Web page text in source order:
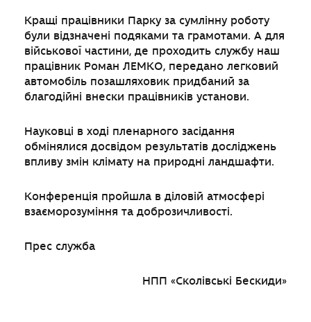
Кращі працівники Парку за сумлінну роботу
були відзначені подяками та грамотами. А для
військової частини, де проходить службу наш
працівник Роман ЛЕМКО, передано легковий
автомобіль позашляховик придбаний за
благодійні внески працівників установи.
Науковці в ході пленарного засідання
обмінялися досвідом результатів досліджень
впливу змін клімату на природні ландшафти.
Конференція пройшла в діловій атмосфері
взаєморозуміння та доброзичливості.
Прес служба
НПП «Сколівські Бескиди»